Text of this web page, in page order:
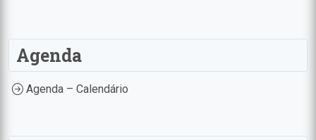
Agenda
Agenda – Calendário